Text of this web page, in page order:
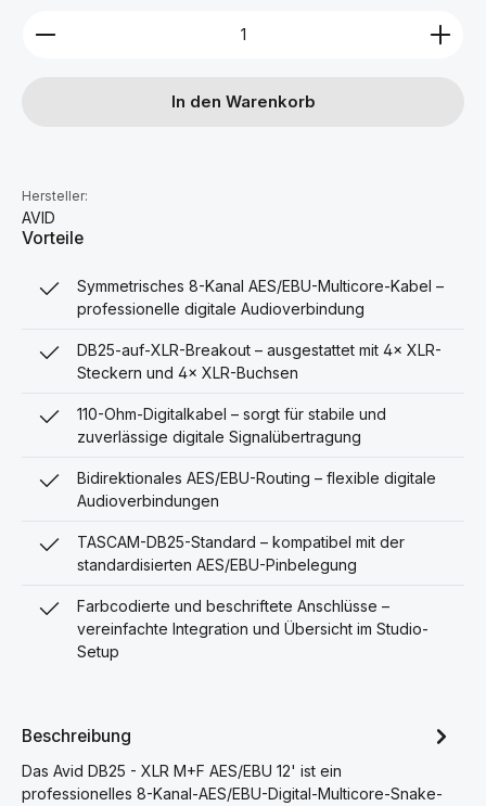
Produkt Anzahl: Gib den gewünschten Wert ein
In den Warenkorb
Hersteller:
AVID
Vorteile
Symmetrisches 8-Kanal AES/EBU-Multicore-Kabel –
professionelle digitale Audioverbindung
DB25-auf-XLR-Breakout – ausgestattet mit 4× XLR-
Steckern und 4× XLR-Buchsen
110-Ohm-Digitalkabel – sorgt für stabile und
zuverlässige digitale Signalübertragung
Bidirektionales AES/EBU-Routing – flexible digitale
Audioverbindungen
TASCAM-DB25-Standard – kompatibel mit der
standardisierten AES/EBU-Pinbelegung
Farbcodierte und beschriftete Anschlüsse –
vereinfachte Integration und Übersicht im Studio-
Setup
Beschreibung
Das Avid DB25 - XLR M+F AES/EBU 12' ist ein
professionelles 8-Kanal-AES/EBU-Digital-Multicore-Snake-